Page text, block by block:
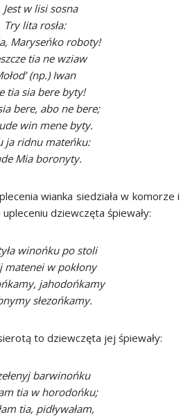
Jest w lisi sosna
Try lita rosła:
Maryseńko roboty!
tia ne wziaw
(np.) Iwan
tia sia bere byty!
bere, abo ne bere;
win mene byty.
ja ridnu mateńku:
Mia boronyty.
wianka siedziała w komorze i
upleceniu dziewczęta śpiewały:
winońku po stoli
matenei w pokłony
jahodońkamy
słezońkamy.
to dziewczęta jej śpiewały:
barwinońku
tia w horodońku;
tia, pidływałam,